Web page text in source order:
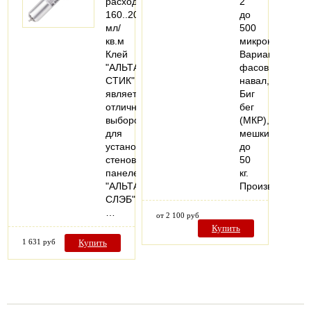
160..200
мл/
кв.м
Клей
"АЛЬТА
СТИК"
является
отличным
выбором
для
установки
стеновых
панелей
"АЛЬТА
СЛЭБ".
1 631 руб Купить
до
500
микрон.
Варианты
фасовки:
навал,
Биг
бег
(МКР),
мешки
до
50
кг.
от 2 100 руб
Купить